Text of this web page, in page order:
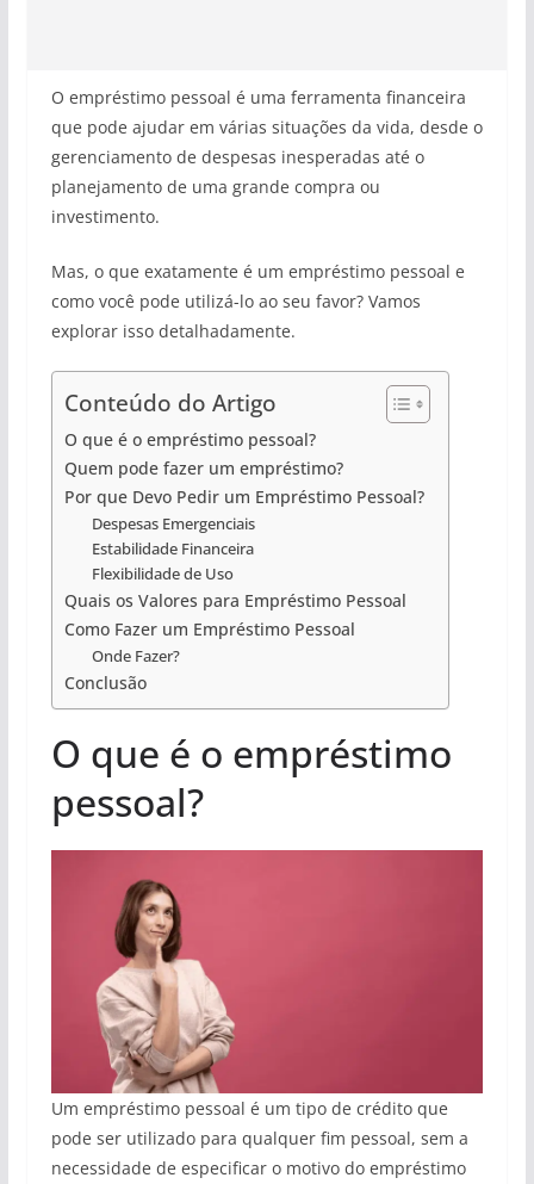
O empréstimo pessoal é uma ferramenta financeira
que pode ajudar em várias situações da vida, desde o
gerenciamento de despesas inesperadas até o
planejamento de uma grande compra ou
investimento.
Mas, o que exatamente é um empréstimo pessoal e
como você pode utilizá-lo ao seu favor? Vamos
explorar isso detalhadamente.
Conteúdo do Artigo
O que é o empréstimo pessoal?
Quem pode fazer um empréstimo?
Por que Devo Pedir um Empréstimo Pessoal?
Despesas Emergenciais
Estabilidade Financeira
Flexibilidade de Uso
Quais os Valores para Empréstimo Pessoal
Como Fazer um Empréstimo Pessoal
Onde Fazer?
Conclusão
O que é o empréstimo
pessoal?
Um empréstimo pessoal é um tipo de crédito que
pode ser utilizado para qualquer fim pessoal, sem a
necessidade de especificar o motivo do empréstimo